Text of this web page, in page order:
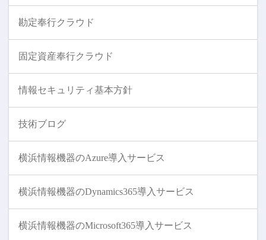
勘定奉行クラウド
固定資産奉行クラウド
情報セキュリティ基本方針
技術ブログ
横浜情報機器のAzure導入サービス
横浜情報機器のDynamics365導入サービス
横浜情報機器のMicrosoft365導入サービス